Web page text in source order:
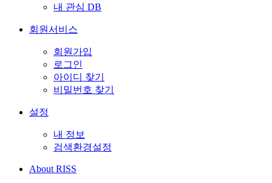
내 관심 DB
회원서비스
회원가입
로그인
아이디 찾기
비밀번호 찾기
설정
내 정보
검색환경설정
About RISS